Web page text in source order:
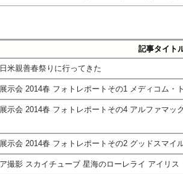
記事タイト
米親善春祭りに行ってきた
示会 2014春 フォトレポートその1 メディコム・
示会 2014春 フォトレポートその4 アルファマッ
示会 2014春 フォトレポートその2 グッドスマイ
撮影 スカイチューブ 星海のローレライ アイリス